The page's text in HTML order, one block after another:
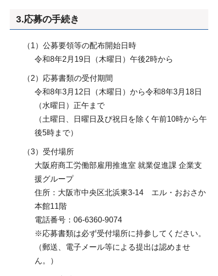
3.応募の手続き
（1）公募要領等の配布開始日時
令和8年2月19日（木曜日）午後2時から
（2）応募書類の受付期間
令和8年3月12日（木曜日）から令和8年3月18日
（水曜日）正午まで
（土曜日、日曜日及び祝日を除く午前10時から午
後5時まで）
（3）受付場所
大阪府商工労働部雇用推進室 就業促進課 企業支
援グループ
住所：大阪市中央区北浜東3-14 エル・おおさか
本館11階
電話番号：06-6360-9074
※応募書類は必ず受付場所に持参してください。
（郵送、電子メール等による提出は認めませ
ん。）